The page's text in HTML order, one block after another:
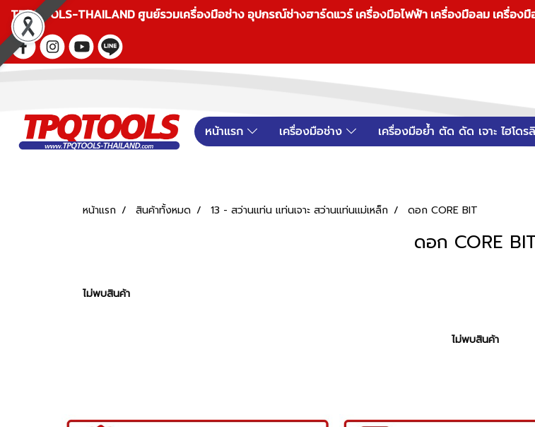
TPQTOOLS-THAILAND ศูนย์รวมเครื่องมือช่าง อุปกรณ์ช่างฮาร์ดแวร์ เครื่องมือไฟฟ้า เครื่องมือลม เครื่อ
หน้าแรก เครื่องมือช่าง เครื่องมือย้ำ ตัด ดัด เจาะ ไฮโดร
หน้าแรก สินค้าทั้งหมด 13 - สว่านแท่น แท่นเจาะ สว่านแท่นแม่เหล็ก ดอก CORE BIT
ดอก CORE BIT
ไม่พบสินค้า
ไม่พบสินค้า